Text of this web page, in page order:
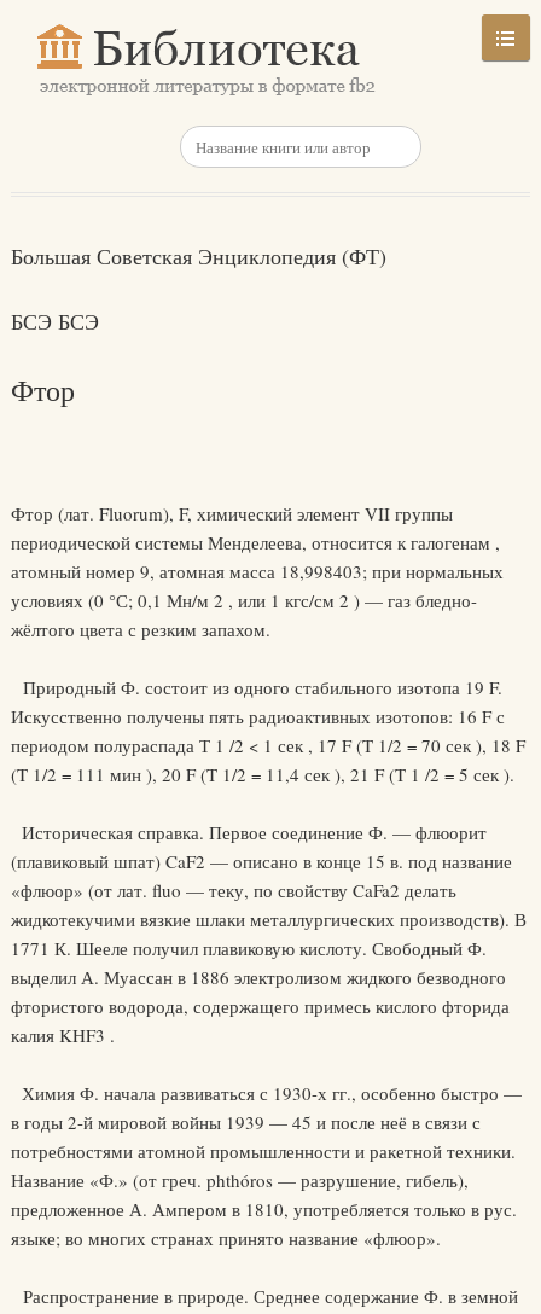
Большая Советская Энциклопедия (ФТ)
БСЭ БСЭ
Фтор
Фтор (лат. Fluorum), F, химический элемент VII группы
периодической системы Менделеева, относится к галогенам ,
атомный номер 9, атомная масса 18,998403; при нормальных
условиях (0 °С; 0,1 Мн/м 2 , или 1 кгс/см 2 ) — газ бледно-
жёлтого цвета с резким запахом.
Природный Ф. состоит из одного стабильного изотопа 19 F.
Искусственно получены пять радиоактивных изотопов: 16 F с
периодом полураспада Т 1 /2 < 1 сек , 17 F (T 1/2 = 70 сек ), 18 F
(T 1/2 = 111 мин ), 20 F (T 1/2 = 11,4 сек ), 21 F (T 1 /2 = 5 сек ).
Историческая справка. Первое соединение Ф. — флюорит
(плавиковый шпат) CaF2 — описано в конце 15 в. под название
«флюор» (от лат. fluo — теку, по свойству CaFa2 делать
жидкотекучими вязкие шлаки металлургических производств). В
1771 К. Шееле получил плавиковую кислоту. Свободный Ф.
выделил А. Муассан в 1886 электролизом жидкого безводного
фтористого водорода, содержащего примесь кислого фторида
калия KHF3 .
Химия Ф. начала развиваться с 1930-х гг., особенно быстро —
в годы 2-й мировой войны 1939 — 45 и после неё в связи с
потребностями атомной промышленности и ракетной техники.
Название «Ф.» (от греч. phthóros — разрушение, гибель),
предложенное А. Ампером в 1810, употребляется только в рус.
языке; во многих странах принято название «флюор».
Распространение в природе. Среднее содержание Ф. в земной